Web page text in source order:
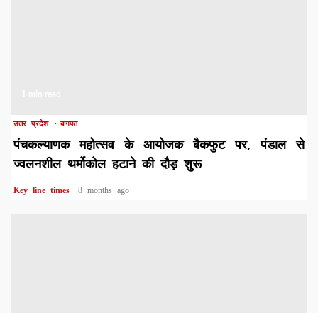
उत्तर प्रदेश बागपत
पंचकल्याणक महोत्सव के आयोजक बैकफुट पर, पंडाल से
ज्वलनशील थर्मोकोल हटाने की दौड़ शुरू
Key line times 8 months ago